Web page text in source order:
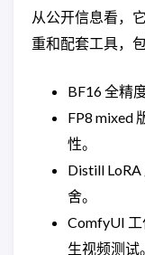
从公开信息看，
重和配套工具，包
BF16 全精
FP8 mixed
性。
Distill
舍。
ComfyUI
生视频测试。